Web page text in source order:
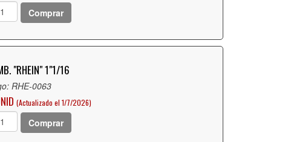
Comprar
"RHEIN" 1"1/16
RHE-0063
(Actualizado el 1/7/2026)
Comprar